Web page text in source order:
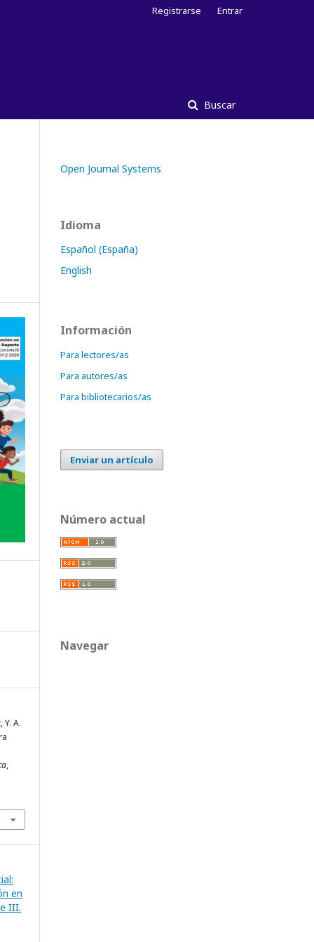
Buscar
Registrarse Entrar
A.
,
en
III.
Open Journal Systems
Idioma
Español (España)
English
Información
Para lectores/as
Para autores/as
Para bibliotecarios/as
Enviar un artículo
Número actual
Navegar